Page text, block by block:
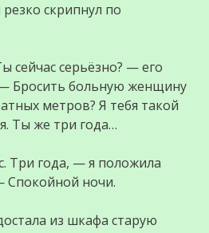
резко скрипнул по
сейчас серьёзно? — его
— Бросить больную женщину
метров? Я тебя такой
Ты же три года…
Три года, — я положила
Спокойной ночи.
из шкафа старую